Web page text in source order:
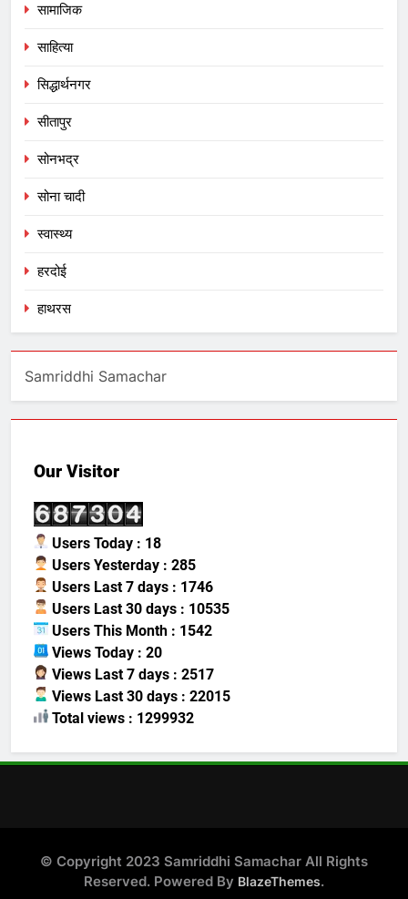
सामाजिक
साहित्या
सिद्धार्थनगर
सीतापुर
सोनभद्र
सोना चादी
स्वास्थ्य
हरदोई
हाथरस
Samriddhi Samachar
Our Visitor
Users Today : 18
Users Yesterday : 285
Users Last 7 days : 1746
Users Last 30 days : 10535
Users This Month : 1542
Views Today : 20
Views Last 7 days : 2517
Views Last 30 days : 22015
Total views : 1299932
© Copyright 2023 Samriddhi Samachar All Rights
Reserved. Powered By BlazeThemes.